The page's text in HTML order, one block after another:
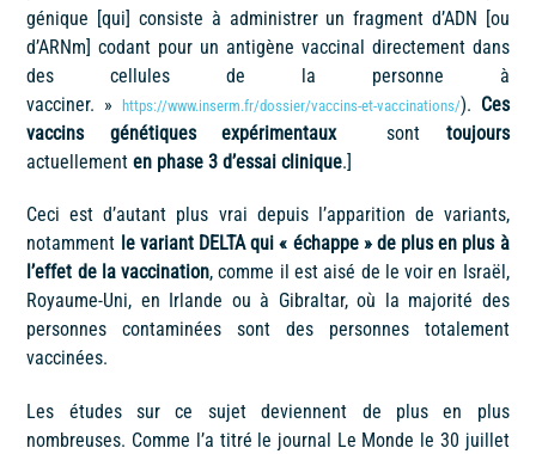
génique [qui] consiste à administrer un fragment d’ADN [ou
d’ARNm] codant pour un antigène vaccinal directement dans
des cellules de la personne à
vacciner. » https://www.inserm.fr/dossier/vaccins-et-vaccinations/). Ces
vaccins génétiques expérimentauxsont toujours
actuellementen phase 3 d’essai clinique.]
Ceci est d’autant plus vrai depuis l’apparition de variants,
notamment le variant DELTA qui « échappe » de plus en plus à
l’effet de la vaccination, comme il est aisé de le voir en Israël,
Royaume-Uni, en Irlande ou à Gibraltar, où la majorité des
personnes contaminées sont des personnes totalement
vaccinées.
Les études sur ce sujet deviennent de plus en plus
nombreuses. Comme l’a titré le journal Le Monde le 30 juillet